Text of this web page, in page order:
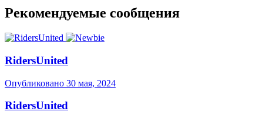
Рекомендуемые сообщения
RidersUnited
Опубликовано 30 мая, 2024
RidersUnited